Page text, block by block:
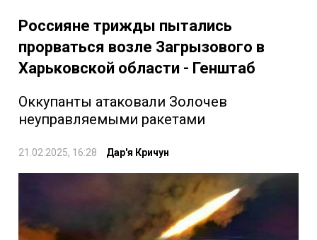
Россияне трижды пытались
прорваться возле Загрызового в
Харьковской области - Генштаб
Оккупанты атаковали Золочев
неуправляемыми ракетами
21.02.2025, 16:28 Дар'я Кричун